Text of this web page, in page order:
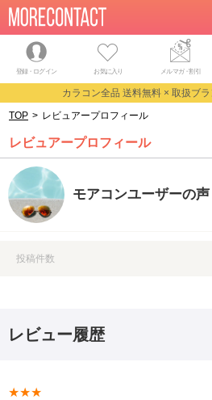
登録・ログイン お気に入り メルマガ・割引
カラコン全品 送料無料 × 取扱ブ
TOP > レビュアープロフィール
レビュアープロフィール
モアコンユーザーの声
投稿件数
レビュー履歴
★★★